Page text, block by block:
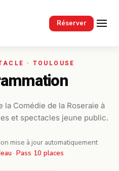
Réserver
la Comédie de la Roseraie à
et spectacles jeune public.
mise à jour automatiquement
· Pass 10 places